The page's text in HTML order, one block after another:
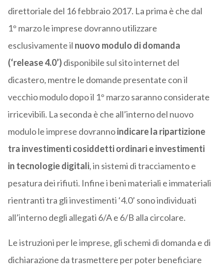
direttoriale del 16 febbraio 2017. La prima è che dal
1° marzo le imprese dovranno utilizzare
esclusivamente il nuovo modulo di domanda
(‘release 4.0’)disponibile sul sito internet del
dicastero, mentre le domande presentate con il
vecchio modulo dopo il 1° marzo saranno considerate
irricevibili. La seconda è che all’interno del nuovo
modulo le imprese dovrannoindicare la ripartizione
tra investimenti cosiddetti ordinari e investimenti
in tecnologie digitali, in sistemi di tracciamento e
pesatura dei rifiuti. Infine i beni materiali e immateriali
rientranti tra gli investimenti ‘4.0’ sono individuati
all’interno degli allegati 6/A e 6/B alla circolare.
Le istruzioni per le imprese, gli schemi di domanda e di
dichiarazione da trasmettere per poter beneficiare